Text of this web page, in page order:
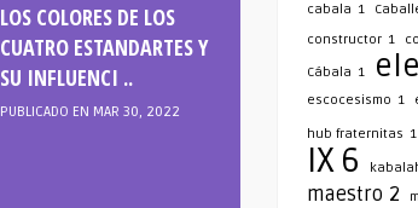
LOS COLORES DE LOS
CUATRO ESTANDARTES Y
SU INFLUENCI ..
PUBLICADO EN MAR 30, 2022
cabala 1
constructor 1
Cábala 1
escocesismo 1
hub fraternitas 1
IX 6
maestro 2